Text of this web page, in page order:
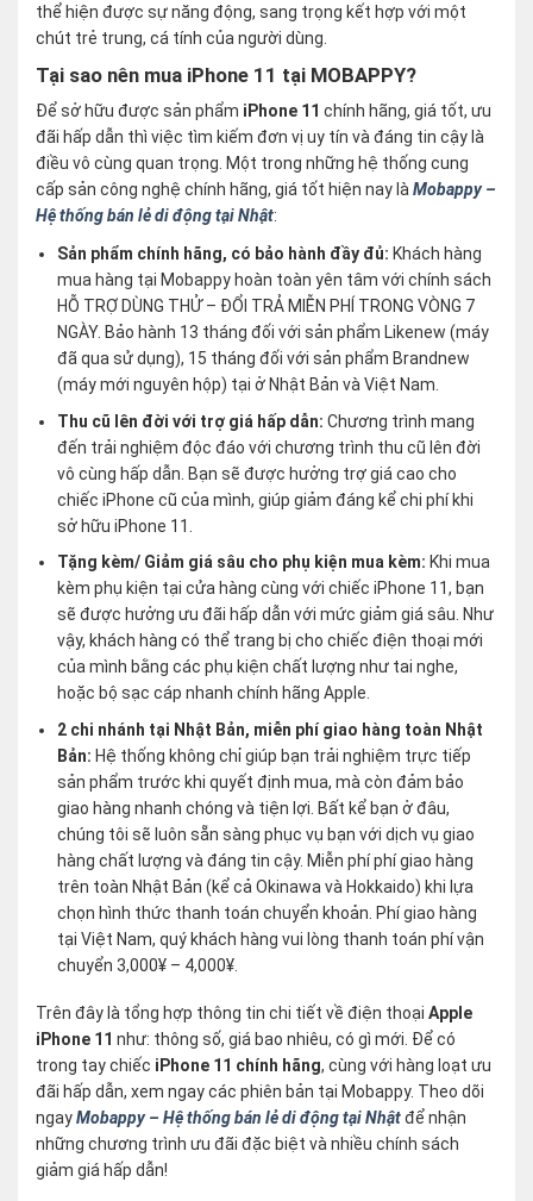
thể hiện được sự năng động, sang trọng kết hợp với một
chút trẻ trung, cá tính của người dùng.
Tại sao nên mua iPhone 11 tại MOBAPPY?
Để sở hữu được sản phẩm iPhone 11 chính hãng, giá tốt, ưu
đãi hấp dẫn thì việc tìm kiếm đơn vị uy tín và đáng tin cậy là
điều vô cùng quan trọng. Một trong những hệ thống cung
cấp sản công nghệ chính hãng, giá tốt hiện nay làMobappy –
Hệ thống bán lẻ di động tại Nhật:
Sản phẩm chính hãng, có bảo hành đầy đủ: Khách hàng
mua hàng tại Mobappy hoàn toàn yên tâm với chính sách
HỖ TRỢ DÙNG THỬ – ĐỔI TRẢ MIỄN PHÍ TRONG VÒNG 7
NGÀY. Bảo hành 13 tháng đối với sản phẩm Likenew (máy
đã qua sử dụng), 15 tháng đối với sản phẩm Brandnew
(máy mới nguyên hộp) tại ở Nhật Bản và Việt Nam.
Thu cũ lên đời với trợ giá hấp dẫn:Chương trình mang
đến trải nghiệm độc đáo với chương trình thu cũ lên đời
vô cùng hấp dẫn. Bạn sẽ được hưởng trợ giá cao cho
chiếc iPhone cũ của mình, giúp giảm đáng kể chi phí khi
sở hữu iPhone 11.
Tặng kèm/ Giảm giá sâu cho phụ kiện mua kèm: Khi mua
kèm phụ kiện tại cửa hàng cùng với chiếc iPhone 11, bạn
sẽ được hưởng ưu đãi hấp dẫn với mức giảm giá sâu. Như
vậy, khách hàng có thể trang bị cho chiếc điện thoại mới
của mình bằng các phụ kiện chất lượng như tai nghe,
hoặc bộ sạc cáp nhanh chính hãng Apple.
2 chi nhánh tại Nhật Bản, miễn phí giao hàng toàn Nhật
Bản:Hệ thống không chỉ giúp bạn trải nghiệm trực tiếp
sản phẩm trước khi quyết định mua, mà còn đảm bảo
giao hàng nhanh chóng và tiện lợi. Bất kể bạn ở đâu,
chúng tôi sẽ luôn sẵn sàng phục vụ bạn với dịch vụ giao
hàng chất lượng và đáng tin cậy. Miễn phí phí giao hàng
trên toàn Nhật Bản (kể cả Okinawa và Hokkaido) khi lựa
chọn hình thức thanh toán chuyển khoản. Phí giao hàng
tại Việt Nam, quý khách hàng vui lòng thanh toán phí vận
chuyển 3,000¥ – 4,000¥.
Trên đây là tổng hợp thông tin chi tiết về điện thoại Apple
iPhone 11 như: thông số, giá bao nhiêu, có gì mới. Để có
trong tay chiếc iPhone 11 chính hãng, cùng với hàng loạt ưu
đãi hấp dẫn, xem ngay các phiên bản tại Mobappy. Theo dõi
ngayMobappy – Hệ thống bán lẻ di động tại Nhậtđể nhận
những chương trình ưu đãi đặc biệt và nhiều chính sách
giảm giá hấp dẫn!